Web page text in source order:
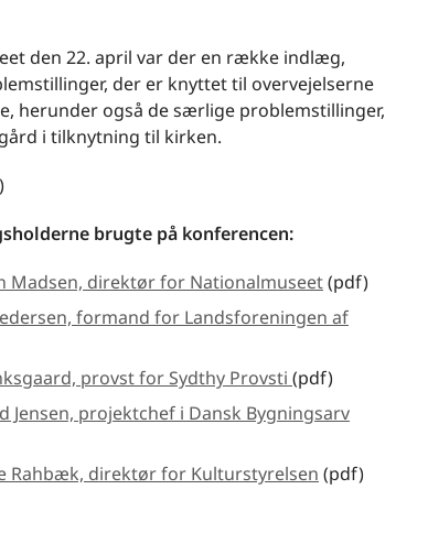
den 22. april var der en række indlæg,
der er knyttet til overvejelserne
herunder også de særlige problemstillinger,
i tilknytning til kirken.
brugte på konferencen:
Madsen, direktør for Nationalmuseet(pdf)
formand for Landsforeningen af
provst for Sydthy Provsti (pdf)
Jensen, projektchef i Dansk Bygningsarv
Rahbæk, direktør for Kulturstyrelsen (pdf)